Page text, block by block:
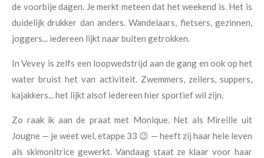
de voorbije dagen. Je merkt meteen dat het weekend is. Het is
duidelijk drukker dan anders. Wandelaars, fietsers, gezinnen,
joggers... iedereen lijkt naar buiten getrokken.
In Vevey is zelfs een loopwedstrijd aan de gang en ook op het
water bruist het van activiteit. Zwemmers, zeilers, suppers,
kajakkers... het lijkt alsof iedereen hier sportief wil zijn.
Zo raak ik aan de praat met Monique. Net als Mireille uit
Jougne — je weet wel, etappe 33 😉 — heeft zij haar hele leven
als skimonitrice gewerkt. Vandaag staat ze klaar voor haar